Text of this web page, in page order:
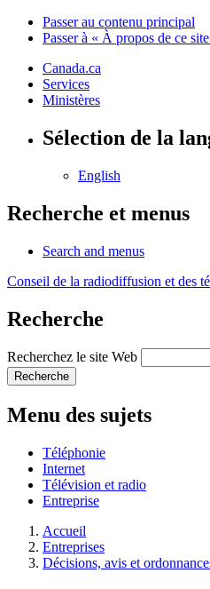
Passer au contenu principal
Passer à « À propos de ce
Canada.ca
Services
Ministères
Sélection de la
English
Recherche et menus
Search and menus
Conseil de la radiodiffusion et des
Recherche
Recherchez le site Web
Recherche
Menu des sujets
Téléphonie
Internet
Télévision et radio
Entreprise
Accueil
Entreprises
Décisions, avis et